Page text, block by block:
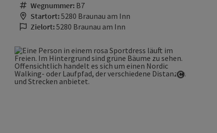
Wegnummer: B7
Startort:5280 Braunau am Inn
Zielort:5280 Braunau am Inn